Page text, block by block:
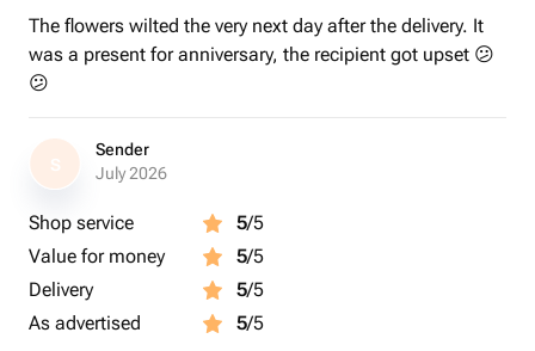
The flowers wilted the very next day after the delivery. It
was a present for anniversary, the recipient got upset 😕
😕
S
Sender
July 2026
Shop service 5/5
Value for money
5/5
Delivery
5/5
As advertised
5/5